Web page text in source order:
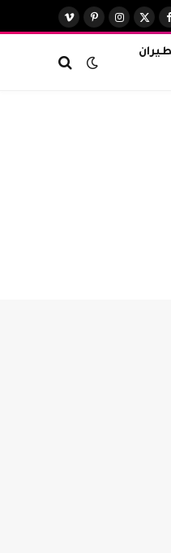
فيسبوك
X
الانستغرامبينتيريست
فيميو